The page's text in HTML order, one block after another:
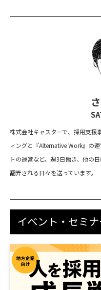
株式会社キャスターで、採用支援
ィングと『Alternative Work』の
トの運営など。週3日働き、他の
翻弄される日々を送っています。
イベント・セミナ